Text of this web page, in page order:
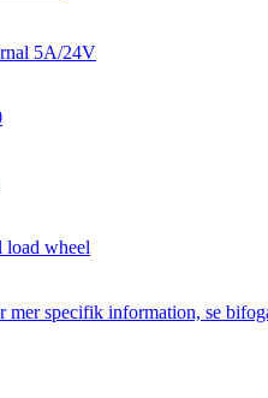
5A/24V
load wheel
mer specifik information, se